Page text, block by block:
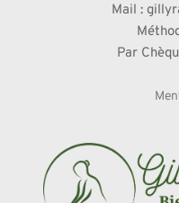
Mail :
Par